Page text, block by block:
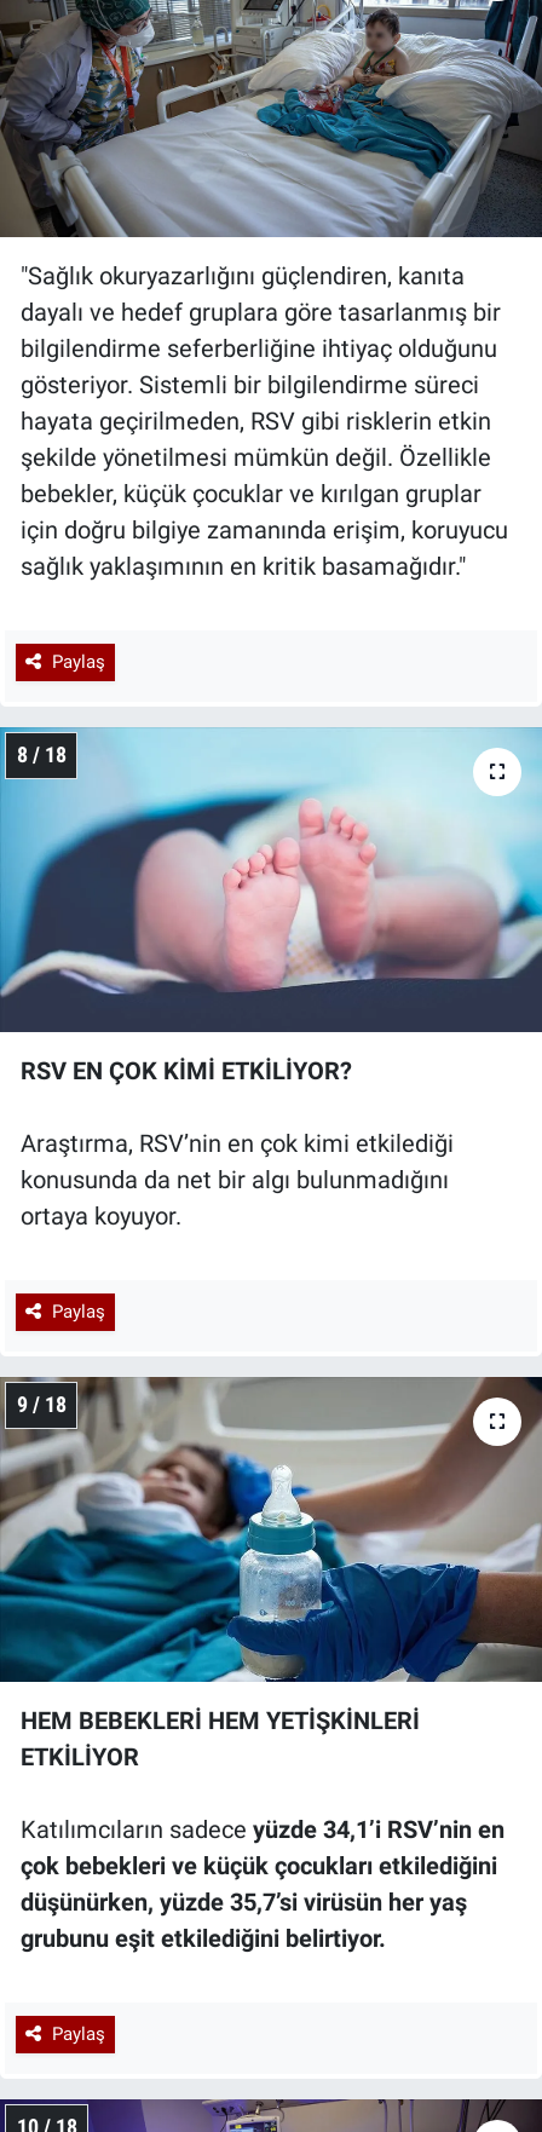
"Sağlık okuryazarlığını güçlendiren, kanıta
dayalı ve hedef gruplara göre tasarlanmış bir
bilgilendirme seferberliğine ihtiyaç olduğunu
gösteriyor. Sistemli bir bilgilendirme süreci
hayata geçirilmeden, RSV gibi risklerin etkin
şekilde yönetilmesi mümkün değil. Özellikle
bebekler, küçük çocuklar ve kırılgan gruplar
için doğru bilgiye zamanında erişim, koruyucu
sağlık yaklaşımının en kritik basamağıdır."
Paylaş
8 / 18
RSV EN ÇOK KİMİ ETKİLİYOR?
Araştırma, RSV’nin en çok kimi etkilediği
konusunda da net bir algı bulunmadığını
ortaya koyuyor.
Paylaş
9 / 18
HEM BEBEKLERİ HEM YETİŞKİNLERİ
ETKİLİYOR
Katılımcıların sadece yüzde 34,1’i RSV’nin en
çok bebekleri ve küçük çocukları etkilediğini
düşünürken, yüzde 35,7’si virüsün her yaş
grubunu eşit etkilediğini belirtiyor.
Paylaş